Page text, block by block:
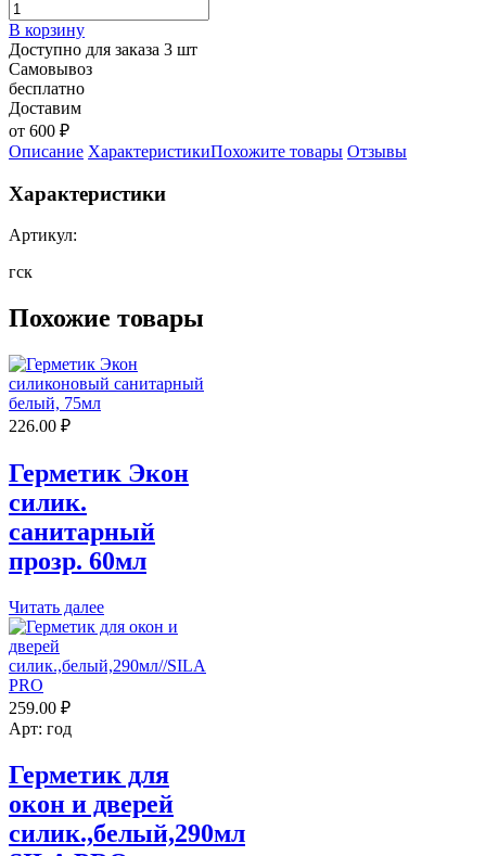
В корзину
Доступно для заказа 3 шт
Самовывоз
бесплатно
Доставим
от 600 ₽
Описание ХарактеристикиПохожите товары Отзывы
Характеристики
Артикул:
гск
Похожие товары
226.00 ₽
Герметик Экон
силик.
санитарный
прозр. 60мл
Читать далее
259.00 ₽
Арт: год
Герметик для
окон и дверей
силик.,белый,290мл